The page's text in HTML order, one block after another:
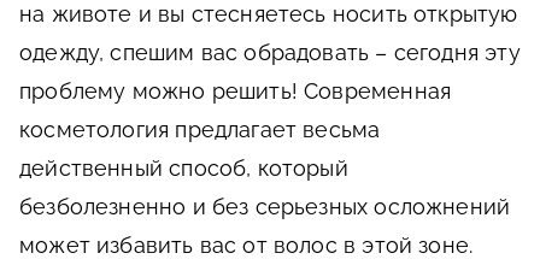
на животе и вы стесняетесь носить открытую
одежду, спешим вас обрадовать – сегодня эту
проблему можно решить! Современная
косметология предлагает весьма
действенный способ, который
безболезненно и без серьезных осложнений
может избавить вас от волос в этой зоне.